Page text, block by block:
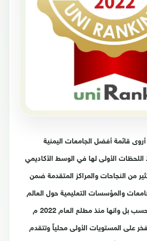
قائمة أفضل الجامعات اليمنية
اللحظات الأولى لها في الوسط الأكاديمي
من النجاحات والمراكز المتقدمة ضمن
والمؤسسات التعليمية حول العالم
ولم تتوقف الى هنا وحسب بل وانها منذ مطلع العام 2022 م
على المستويات الأولى محلياً وتتقدم